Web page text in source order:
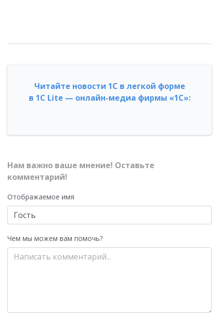
Читайте новости 1С в легкой форме
в 1С Lite — онлайн-медиа фирмы «1С»:
Нам важно ваше мнение! Оставьте
комментарий!
Отображаемое имя
Чем мы можем вам помочь?